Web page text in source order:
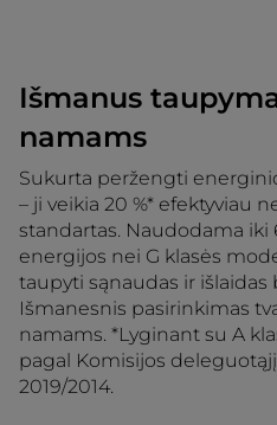
Išmanus
namams
Sukurta peržengti
– ji veikia 20 %* efektyviau
standartas. Naudodama iki
energijos nei G klasės
taupyti sąnaudas ir išlaidas
Išmanesnis pasirinkimas
namams. *Lyginant su A
pagal Komisijos
2019/2014.